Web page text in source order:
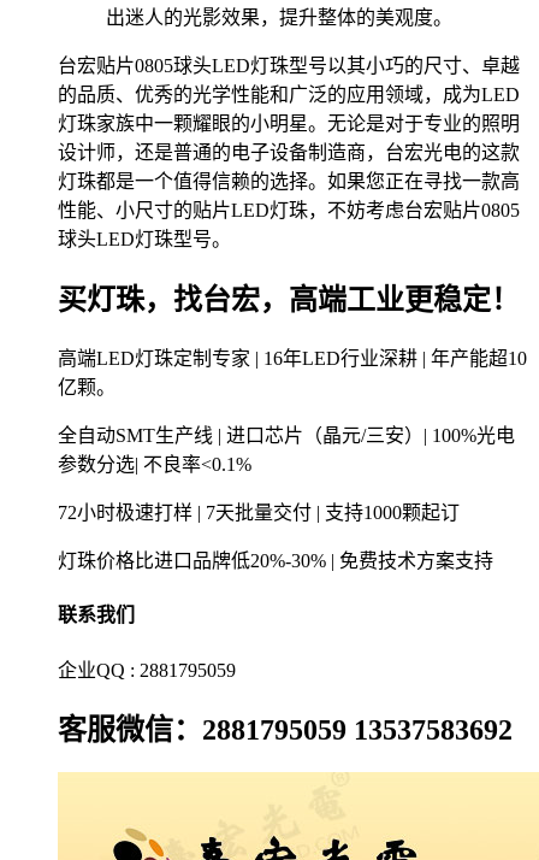
出迷人的光影效果，提升整体的美观度。
台宏贴片0805球头LED灯珠型号以其小巧的尺寸、卓越
的品质、优秀的光学性能和广泛的应用领域，成为LED
灯珠家族中一颗耀眼的小明星。无论是对于专业的照明
设计师，还是普通的电子设备制造商，台宏光电的这款
灯珠都是一个值得信赖的选择。如果您正在寻找一款高
性能、小尺寸的贴片LED灯珠，不妨考虑台宏贴片0805
球头LED灯珠型号。
买灯珠，找台宏，高端工业更稳定！
高端LED灯珠定制专家 | 16年LED行业深耕 | 年产能超10
亿颗。
全自动SMT生产线 | 进口芯片（晶元/三安）| 100%光电
参数分选| 不良率<0.1%
72小时极速打样 | 7天批量交付 | 支持1000颗起订
灯珠价格比进口品牌低20%-30% | 免费技术方案支持
联系我们
企业QQ : 2881795059
客服微信：2881795059 13537583692